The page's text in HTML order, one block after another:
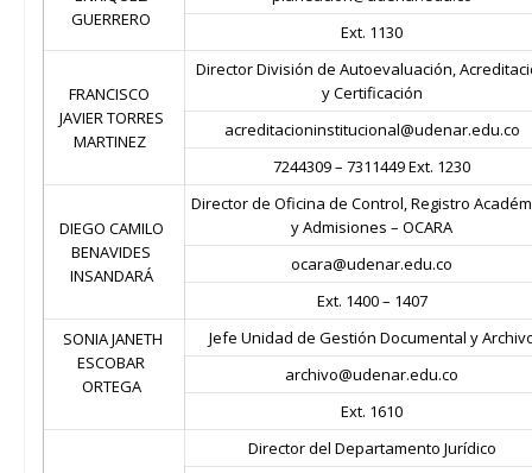
GUERRERO
Ext. 1130
FRANCISCO
JAVIER TORRES
MARTINEZ
Director División de Autoevaluación,
y Certificación
acreditacioninstitucional@udenar.edu.co
7244309 – 7311449 Ext. 1230
DIEGO CAMILO
BENAVIDES
INSANDARÁ
Director de Oficina de Control, Registro
y Admisiones – OCARA
ocara@udenar.edu.co
Ext. 1400 – 1407
SONIA JANETH
ESCOBAR
ORTEGA
Jefe Unidad de Gestión Documental y
archivo@udenar.edu.co
Ext. 1610
Director del Departamento Jurídico